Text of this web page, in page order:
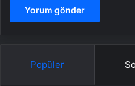
Popüler
GÜZEL
Anlamlı,
Cumalar